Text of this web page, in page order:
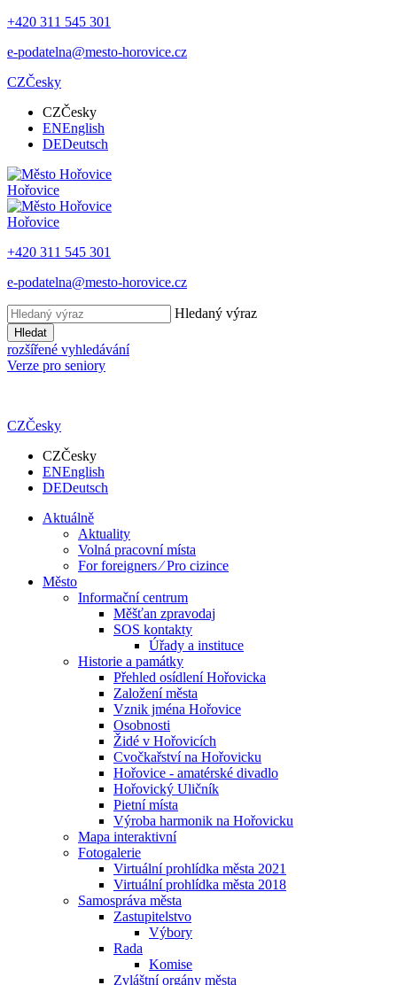
+420 311 545 301
e-podatelna@mesto-horovice.cz
CZČesky
CZČesky
ENEnglish
DEDeutsch
Hořovice
Hořovice
+420 311 545 301
e-podatelna@mesto-horovice.cz
Hledaný výraz
Hledat
rozšířené vyhledávání
Verze pro seniory
CZČesky
CZČesky
ENEnglish
DEDeutsch
Aktuálně
Aktuality
Volná pracovní místa
For foreigners ⁄ Pro cizince
Město
Informační centrum
Měšťan zpravodaj
SOS kontakty
Úřady a instituce
Historie a památky
Přehled osídlení Hořovicka
Založení města
Vznik jména Hořovice
Osobnosti
Židé v Hořovicích
Cvočkařství na Hořovicku
Hořovice - amatérské divadlo
Hořovický Uličník
Pietní místa
Výroba harmonik na Hořovicku
Mapa interaktivní
Fotogalerie
Virtuální prohlídka města 2021
Virtuální prohlídka města 2018
Samospráva města
Zastupitelstvo
Výbory
Rada
Komise
Zvláštní orgány města